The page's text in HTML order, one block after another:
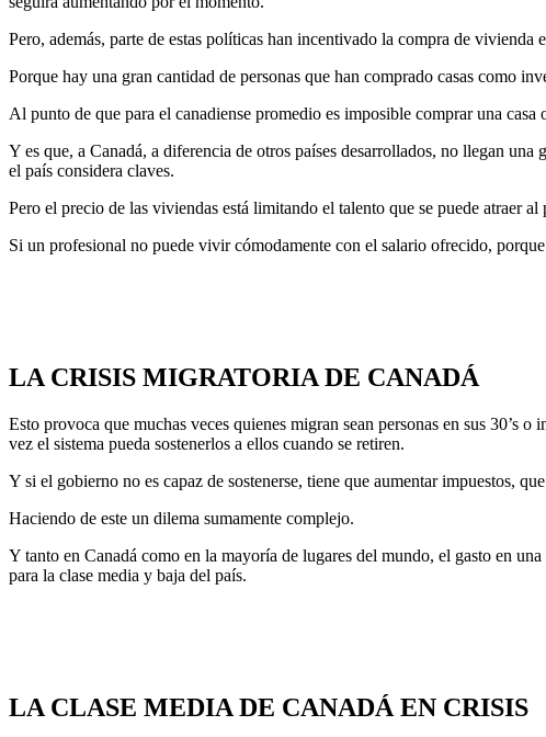
Pero, además, parte de estas políticas han incentivado la compra de
Porque hay una gran cantidad de personas que han comprado casas como
Al punto de que para el canadiense promedio es imposible comprar una
Y es que, a Canadá, a diferencia de otros países desarrollados, no llegan
el país considera claves.
Pero el precio de las viviendas está limitando el talento que se puede atraer al
Si un profesional no puede vivir cómodamente con el salario ofrecido,
LA CRISIS MIGRATORIA DE CANADÁ
Esto provoca que muchas veces quienes migran sean personas en sus 30’s
vez el sistema pueda sostenerlos a ellos cuando se retiren.
Y si el gobierno no es capaz de sostenerse, tiene que aumentar impuestos,
Haciendo de este un dilema sumamente complejo.
Y tanto en Canadá como en la mayoría de lugares del mundo, el gasto en
para la clase media y baja del país.
LA CLASE MEDIA DE CANADÁ EN CRISIS